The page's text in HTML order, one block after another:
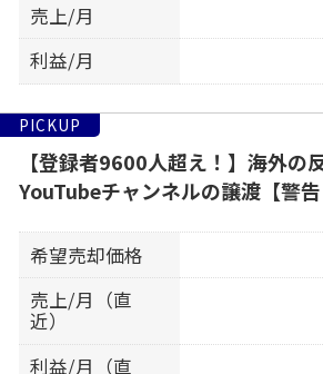
売上/月
利益/月
PICKUP
【登録者9600人超え！】海外の
YouTubeチャンネルの譲渡【警告
希望売却価格
売上/月（直
近）
利益/月（直